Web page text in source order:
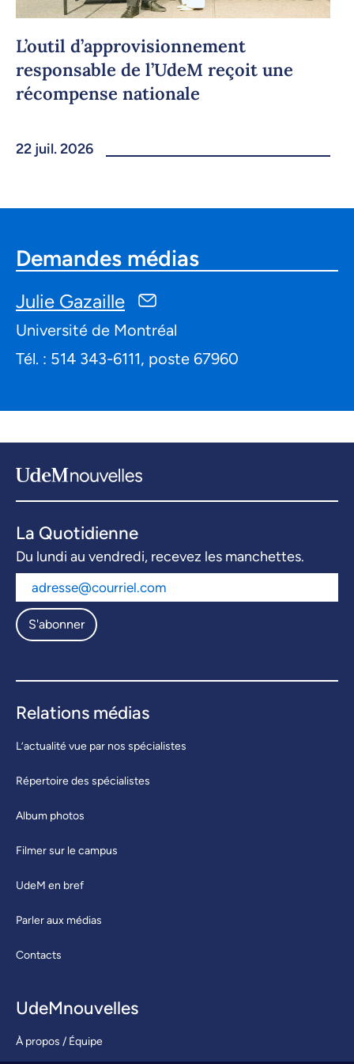
L’outil d’approvisionnement
responsable de l’UdeM reçoit une
récompense nationale
22 juil. 2026
Demandes médias
Julie Gazaille
Université de Montréal
Tél. : 514 343-6111, poste 67960
La Quotidienne
Du lundi au vendredi, recevez les manchettes.
S'abonner
Relations médias
L’actualité vue par nos spécialistes
Répertoire des spécialistes
Album photos
Filmer sur le campus
UdeM en bref
Parler aux médias
Contacts
UdeMnouvelles
À propos / Équipe